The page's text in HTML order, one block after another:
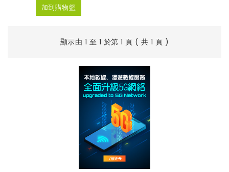
加到購物籃
顯示由 1 至 1 於第 1 頁 ( 共 1 頁 )